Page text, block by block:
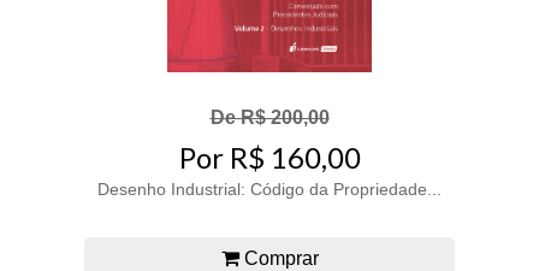
De R$ 200,00
Por R$ 160,00
Desenho Industrial: Código da Propriedade...
Comprar